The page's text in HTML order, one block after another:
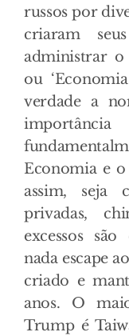
russos por
criaram
administrar o
ou
verdade a
Economia e
assim, seja
privadas,
excessos
nada escape
criado e
anos. O
Trump é